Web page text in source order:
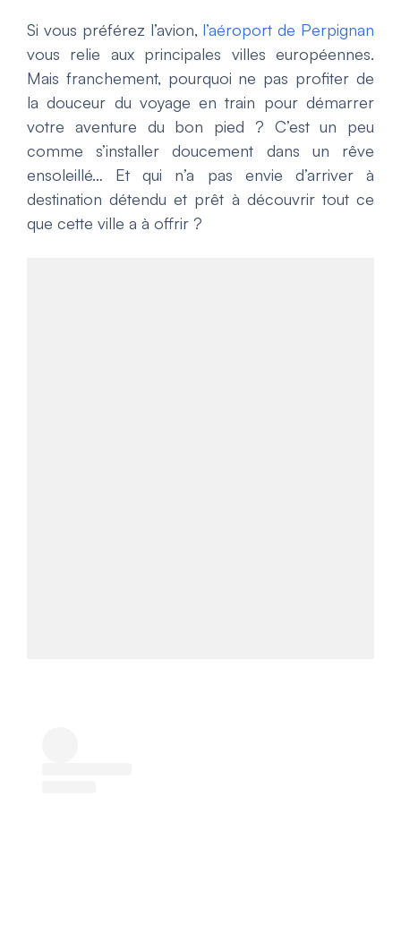
Si vous préférez l’avion, l’aéroport de Perpignan
vous relie aux principales villes européennes.
Mais franchement, pourquoi ne pas profiter de
la douceur du voyage en train pour démarrer
votre aventure du bon pied ? C’est un peu
comme s’installer doucement dans un rêve
ensoleillé… Et qui n’a pas envie d’arriver à
destination détendu et prêt à découvrir tout ce
que cette ville a à offrir ?